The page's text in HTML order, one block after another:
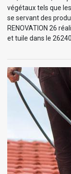
végétaux tels que
se servant des
RENOVATION 26
et tuile dans le 26240.